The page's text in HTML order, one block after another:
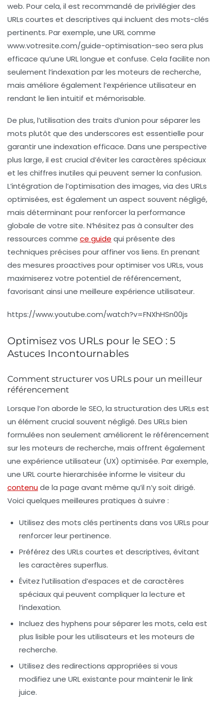
web. Pour cela, il est recommandé de privilégier des
URLs courtes et descriptives qui incluent des mots-clés
pertinents. Par exemple, une URL comme
www.votresite.com/guide-optimisation-seo sera plus
efficace qu’une URL longue et confuse. Cela facilite non
seulement l’indexation par les moteurs de recherche,
mais améliore également l’expérience utilisateur en
rendant le lien intuitif et mémorisable.
De plus, l’utilisation des traits d’union pour séparer les
mots plutôt que des underscores est essentielle pour
garantir une indexation efficace. Dans une perspective
plus large, il est crucial d’éviter les caractères spéciaux
et les chiffres inutiles qui peuvent semer la confusion.
L’intégration de l’optimisation des images, via des URLs
optimisées, est également un aspect souvent négligé,
mais déterminant pour renforcer la performance
globale de votre site. N’hésitez pas à consulter des
ressources comme ce guide qui présente des
techniques précises pour affiner vos liens. En prenant
des mesures proactives pour optimiser vos URLs, vous
maximiserez votre potentiel de référencement,
favorisant ainsi une meilleure expérience utilisateur.
https://www.youtube.com/watch?v=FNXhHSn00js
Optimisez vos URLs pour le SEO : 5
Astuces Incontournables
Comment structurer vos URLs pour un meilleur
référencement
Lorsque l’on aborde le SEO, la structuration des URLs est
un élément crucial souvent négligé. Des URLs bien
formulées non seulement améliorent le référencement
sur les moteurs de recherche, mais offrent également
une expérience utilisateur (UX) optimisée. Par exemple,
une URLcourte hierarchisée informe le visiteur du
contenude la page avant même qu’il n’y soit dirigé.
Voici quelques meilleures pratiques à suivre :
Utilisez des mots clés pertinents dans vos URLs pour
renforcer leur pertinence.
Préférez des URLs courtes et descriptives, évitant
les caractères superflus.
Évitez l’utilisation d’espaces et de caractères
spéciaux qui peuvent compliquer la lecture et
l’indexation.
Incluez des hyphens pour séparer les mots, cela est
plus lisible pour les utilisateurs et les moteurs de
recherche.
Utilisez des redirections appropriées si vous
modifiez une URLexistante pour maintenir le link
juice.